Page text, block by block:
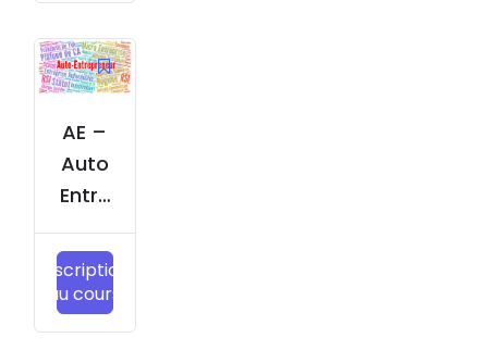
Limit
ée
AE –
Auto
Entre
prise
Inscription
au cours